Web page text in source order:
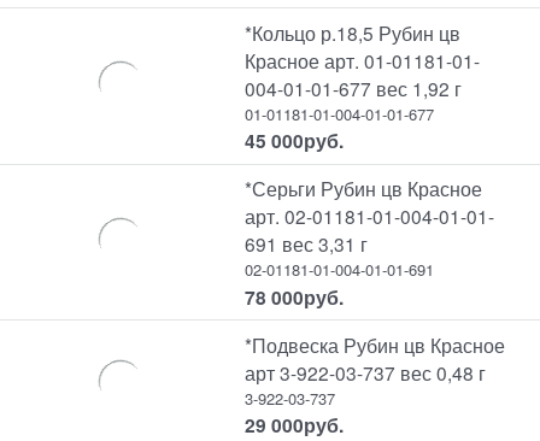
*Кольцо р.18,5 Рубин цв
Красное арт. 01-01181-01-
004-01-01-677 вес 1,92 г
01-01181-01-004-01-01-677
45 000руб.
*Серьги Рубин цв Красное
арт. 02-01181-01-004-01-01-
691 вес 3,31 г
02-01181-01-004-01-01-691
78 000руб.
*Подвеска Рубин цв Красное
арт 3-922-03-737 вес 0,48 г
3-922-03-737
29 000руб.